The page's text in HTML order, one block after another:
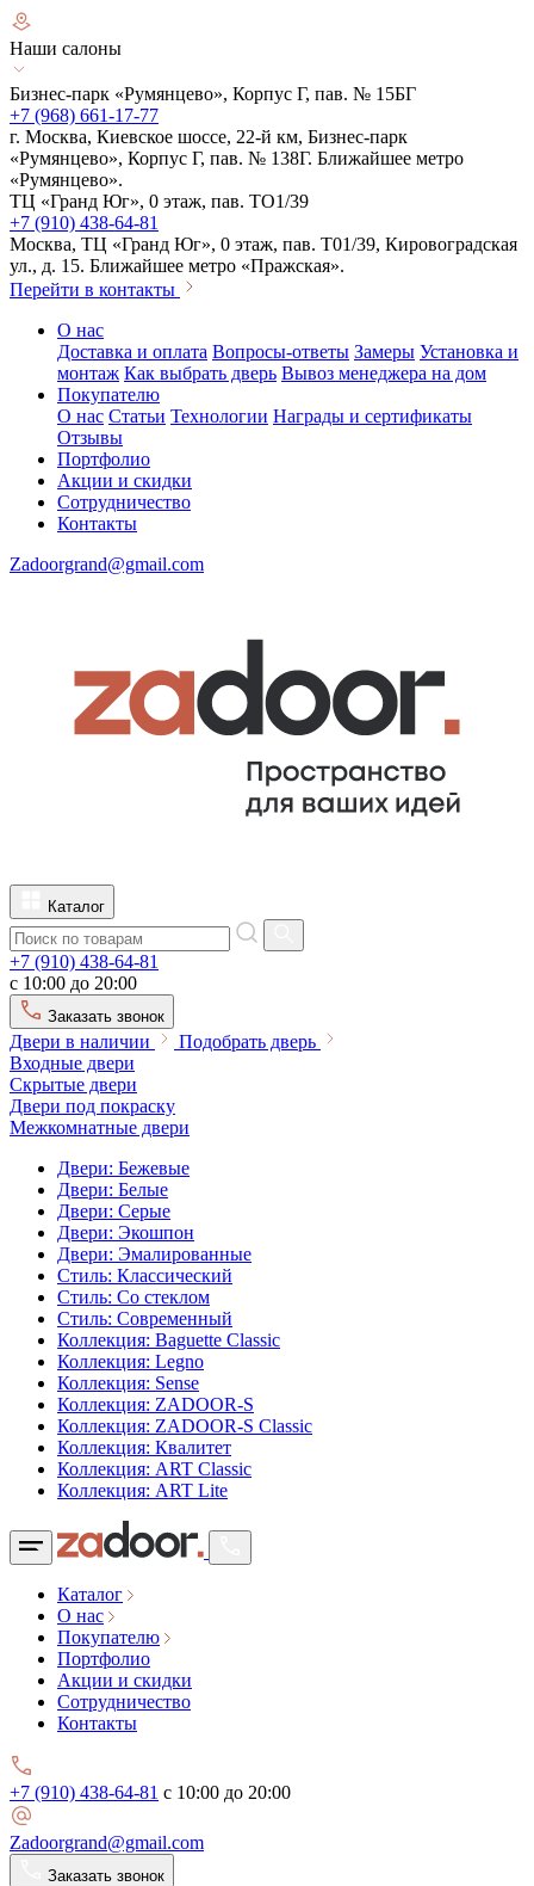
Наши салоны
Бизнес-парк «Румянцево», Корпус Г, пав. № 15БГ
+7 (968) 661-17-77
г. Москва, Киевское шоссе, 22-й км, Бизнес-парк
«Румянцево», Корпус Г, пав. № 138Г. Ближайшее метро
«Румянцево».
ТЦ «Гранд Юг», 0 этаж, пав. ТО1/39
+7 (910) 438-64-81
Москва, ТЦ «Гранд Юг», 0 этаж, пав. Т01/39, Кировоградская
ул., д. 15. Ближайшее метро «Пражская».
Перейти в контакты
О нас
Доставка и оплата Вопросы-ответы Замеры Установка и
монтаж Как выбрать дверь Вывоз менеджера на дом
Покупателю
О нас Статьи Технологии Награды и сертификаты
Отзывы
Портфолио
Акции и скидки
Сотрудничество
Контакты
Zadoorgrand@gmail.com
Каталог
+7 (910) 438-64-81
с 10:00 до 20:00
Заказать звонок
Двери в наличии
Подобрать дверь
Входные двери
Скрытые двери
Двери под покраску
Межкомнатные двери
Двери: Бежевые
Двери: Белые
Двери: Серые
Двери: Экошпон
Двери: Эмалированные
Стиль: Классический
Стиль: Со стеклом
Стиль: Современный
Коллекция: Baguette Classic
Коллекция: Legno
Коллекция: Sense
Коллекция: ZADOOR-S
Коллекция: ZADOOR-S Classic
Коллекция: Квалитет
Коллекция: ART Classic
Коллекция: ART Lite
Каталог
О нас
Покупателю
Портфолио
Акции и скидки
Сотрудничество
Контакты
+7 (910) 438-64-81 с 10:00 до 20:00
Zadoorgrand@gmail.com
Заказать звонок